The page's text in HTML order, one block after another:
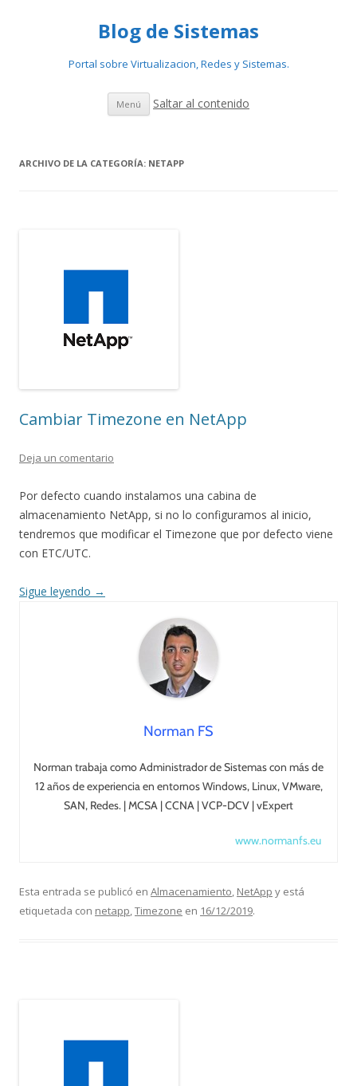
Blog de Sistemas
Portal sobre Virtualizacion, Redes y Sistemas.
Menú Saltar al contenido
ARCHIVO DE LA CATEGORÍA: NETAPP
Cambiar Timezone en NetApp
Deja un comentario
Por defecto cuando instalamos una cabina de
almacenamiento NetApp, si no lo configuramos al inicio,
tendremos que modificar el Timezone que por defecto viene
con ETC/UTC.
Sigue leyendo →
Norman FS
Norman trabaja como Administrador de Sistemas con más de
12 años de experiencia en entornos Windows, Linux, VMware,
SAN, Redes. | MCSA | CCNA | VCP-DCV | vExpert
www.normanfs.eu
Esta entrada se publicó en Almacenamiento, NetApp y está
etiquetada con netapp,Timezone en 16/12/2019.